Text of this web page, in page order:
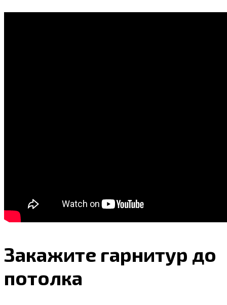
Закажите гарнитур до
потолка